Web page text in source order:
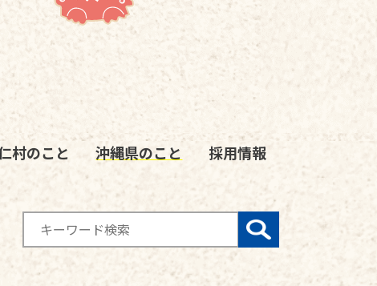
村のこと 沖縄県のこと 採用情報